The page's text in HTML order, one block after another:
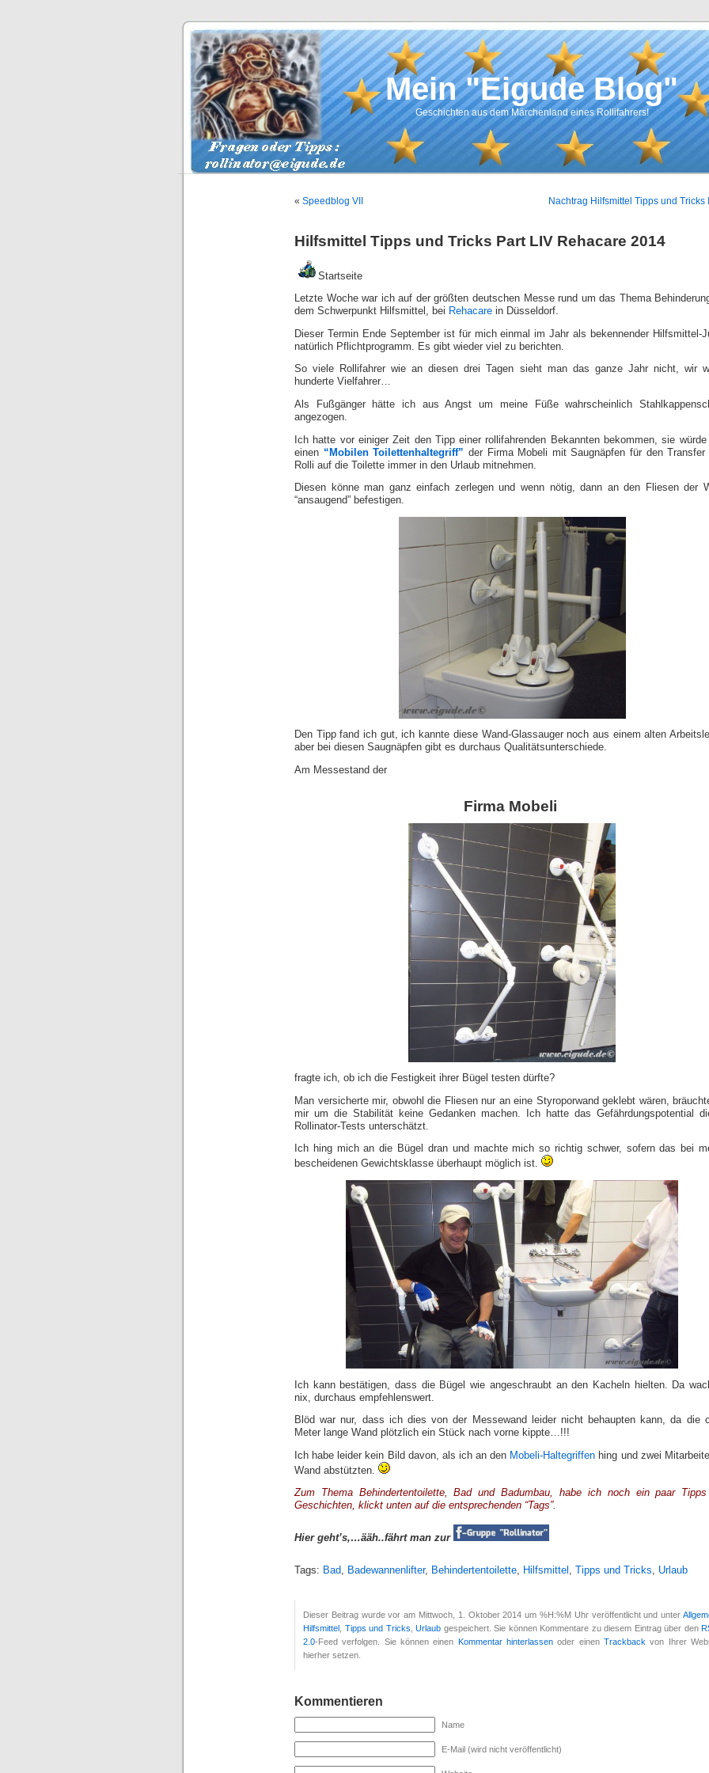
Mein "Eigude Blog"
Geschichten aus dem Märchenland eines Rollifahrers!
« Speedblog VII Nachtrag Hilfsmittel Tipps und Tricks
Hilfsmittel Tipps und Tricks Part LIV Rehacare 2014
Startseite
Letzte Woche war ich auf der größten deutschen Messe rund um das Thema
dem Schwerpunkt Hilfsmittel, bei Rehacare in Düsseldorf.
Dieser Termin Ende September ist für mich einmal im Jahr als bekennender Hilfsmittel-
natürlich Pflichtprogramm. Es gibt wieder viel zu berichten.
So viele Rollifahrer wie an diesen drei Tagen sieht man das ganze Jahr nicht, wir
hunderte Vielfahrer…
Als Fußgänger hätte ich aus Angst um meine Füße wahrscheinlich
angezogen.
Ich hatte vor einiger Zeit den Tipp einer rollifahrenden Bekannten bekommen, sie
einen “Mobilen Toilettenhaltegriff” der Firma Mobeli mit Saugnäpfen für den Transfer
Rolli auf die Toilette immer in den Urlaub mitnehmen.
Diesen könne man ganz einfach zerlegen und wenn nötig, dann an den Fliesen der
“ansaugend” befestigen.
Den Tipp fand ich gut, ich kannte diese Wand-Glassauger noch aus einem alten
aber bei diesen Saugnäpfen gibt es durchaus Qualitätsunterschiede.
Am Messestand der
Firma Mobeli
fragte ich, ob ich die Festigkeit ihrer Bügel testen dürfte?
Man versicherte mir, obwohl die Fliesen nur an eine Styroporwand geklebt wären,
mir um die Stabilität keine Gedanken machen. Ich hatte das Gefährdungspotential
Rollinator-Tests unterschätzt.
Ich hing mich an die Bügel dran und machte mich so richtig schwer, sofern das bei
bescheidenen Gewichtsklasse überhaupt möglich ist.
Ich kann bestätigen, dass die Bügel wie angeschraubt an den Kacheln hielten. Da
nix, durchaus empfehlenswert.
Blöd war nur, dass ich dies von der Messewand leider nicht behaupten kann, da die
Meter lange Wand plötzlich ein Stück nach vorne kippte…!!!
Ich habe leider kein Bild davon, als ich an den Mobeli-Haltegriffen hing und zwei
Wand abstützten.
Zum Thema Behindertentoilette, Bad und Badumbau, habe ich noch ein paar
Geschichten, klickt unten auf die entsprechenden “Tags”.
Hier geht’s,…ääh..fährt man zur
Tags: Bad, Badewannenlifter, Behindertentoilette, Hilfsmittel , Tipps und Tricks, Urlaub
Dieser Beitrag wurde vor am Mittwoch, 1. Oktober 2014 um %H:%M Uhr veröffentlicht und unter
Hilfsmittel , Tipps und Tricks, Urlaub gespeichert. Sie können Kommentare zu diesem Eintrag über den
2.0-Feed verfolgen. Sie können einen Kommentar hinterlassen oder einenTrackback von Ihrer
hierher setzen.
Kommentieren
Name
E-Mail (wird nicht veröffentlicht)